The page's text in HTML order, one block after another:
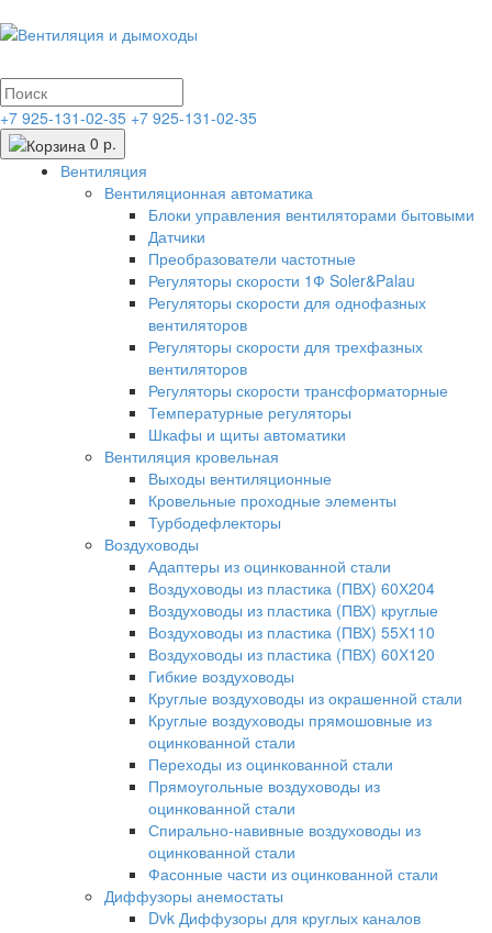
+7 925-131-02-35 +7 925-131-02-35
0 р.
Вентиляция
Вентиляционная автоматика
Блоки управления вентиляторами бытовыми
Датчики
Преобразователи частотные
Регуляторы скорости 1Ф Soler&Palau
Регуляторы скорости для однофазных
вентиляторов
Регуляторы скорости для трехфазных
вентиляторов
Регуляторы скорости трансформаторные
Температурные регуляторы
Шкафы и щиты автоматики
Вентиляция кровельная
Выходы вентиляционные
Кровельные проходные элементы
Турбодефлекторы
Воздуховоды
Адаптеры из оцинкованной стали
Воздуховоды из пластика (ПВХ) 60Х204
Воздуховоды из пластика (ПВХ) круглые
Воздуховоды из пластика (ПВХ) 55Х110
Воздуховоды из пластика (ПВХ) 60Х120
Гибкие воздуховоды
Круглые воздуховоды из окрашенной стали
Круглые воздуховоды прямошовные из
оцинкованной стали
Переходы из оцинкованной стали
Прямоугольные воздуховоды из
оцинкованной стали
Спирально-навивные воздуховоды из
оцинкованной стали
Фасонные части из оцинкованной стали
Диффузоры анемостаты
Dvk Диффузоры для круглых каналов